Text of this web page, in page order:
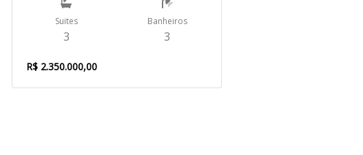
Suites
3
Banheiros
3
R$ 2.350.000,00